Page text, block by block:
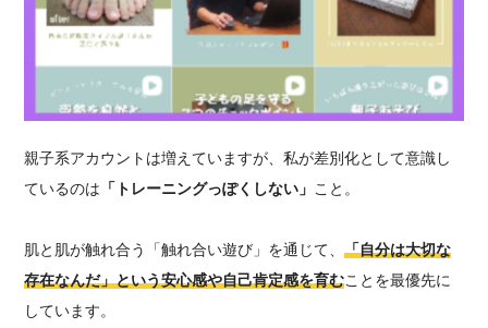
親子系アカウントは増えていますが、私が差別化として意識し
ているのは 「トレーニングっぽくしない」 こと。
肌と肌が触れ合う「触れ合い遊び」を通じて、「自分は大切な
存在なんだ」という安心感や自己肯定感を育むことを最優先に
しています。